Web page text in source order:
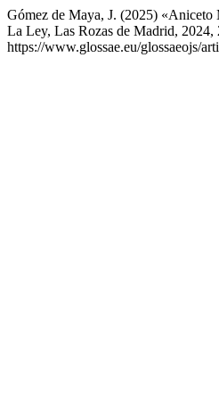
Gómez de Maya, J. (2025) «Aniceto
La Ley, Las Rozas de Madrid,
https://www.glossae.eu/glossaeojs/